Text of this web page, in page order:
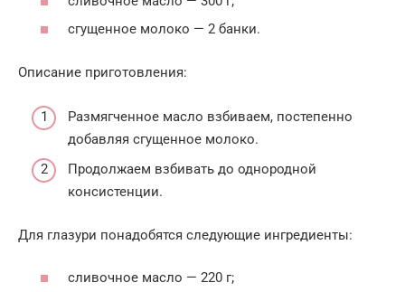
сгущенное молоко — 2 банки.
Описание приготовления:
Размягченное масло взбиваем, постепенно
добавляя сгущенное молоко.
Продолжаем взбивать до однородной
консистенции.
Для глазури понадобятся следующие ингредиенты:
сливочное масло — 220 г;